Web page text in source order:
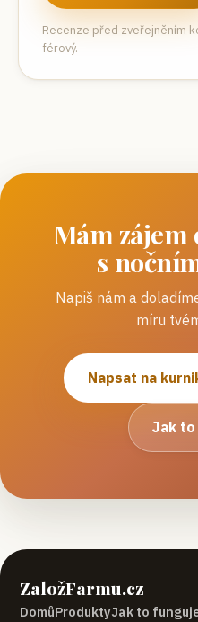
Recenze před zveřejněním
férový.
Mám zájem
s
Napiš nám a
míru
Napsat na
Jak to
ZaložFarmu.cz
DomůProduktyJak to